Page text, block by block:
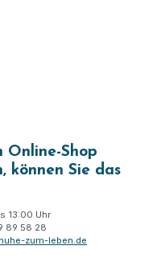
Online-Shop
können Sie das
13:00 Uhr
89 58 28
zum-leben.de